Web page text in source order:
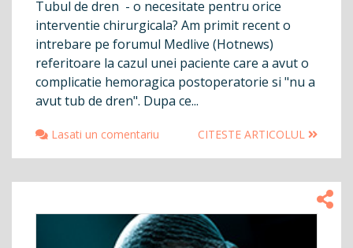
Tubul de dren - o necesitate pentru orice
interventie chirurgicala? Am primit recent o
intrebare pe forumul Medlive (Hotnews)
referitoare la cazul unei paciente care a avut o
complicatie hemoragica postoperatorie si "nu a
avut tub de dren". Dupa ce...
Lasati un comentariu CITESTE ARTICOLUL